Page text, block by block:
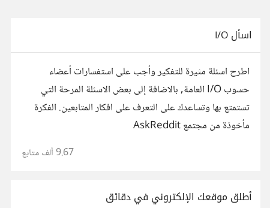
اسأل I/O
اطرح اسئلة مثيرة للتفكير وأجب على استفسارات أعضاء
حسوب I/O العامة, بالاضافة إلى بعض الاسئلة المرحة التي
تستمتع بها وتساعدك على التعرف على افكار المتابعين. الفكرة
مأخوذة من مجتمع AskReddit
9.67 ألف متابع
أطلق موقعك الإلكتروني في دقائق